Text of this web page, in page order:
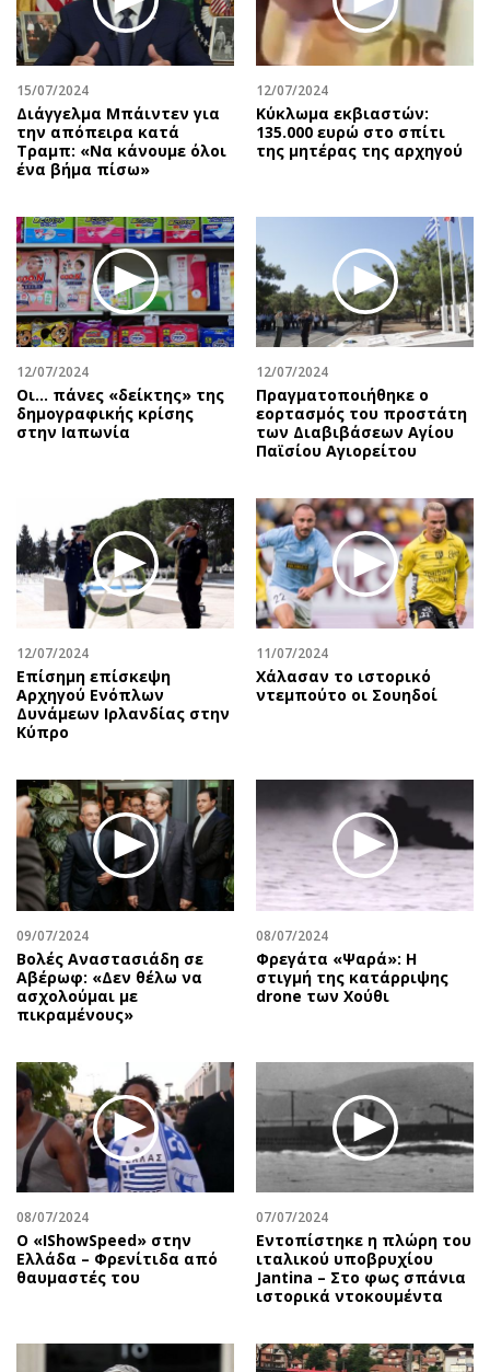
15/07/2024
Διάγγελμα Μπάιντεν για
την απόπειρα κατά
Τραμπ: «Να κάνουμε όλοι
ένα βήμα πίσω»
12/07/2024
Κύκλωμα εκβιαστών:
135.000 ευρώ στο σπίτι
της μητέρας της αρχηγού
12/07/2024
Οι… πάνες «δείκτης» της
δημογραφικής κρίσης
στην Ιαπωνία
12/07/2024
Πραγματοποιήθηκε ο
εορτασμός του προστάτη
των Διαβιβάσεων Αγίου
Παϊσίου Αγιορείτου
12/07/2024
Επίσημη επίσκεψη
Αρχηγού Ενόπλων
Δυνάμεων Ιρλανδίας στην
Κύπρο
11/07/2024
Χάλασαν το ιστορικό
ντεμπούτο οι Σουηδοί
09/07/2024
Βολές Αναστασιάδη σε
Αβέρωφ: «Δεν θέλω να
ασχολούμαι με
πικραμένους»
08/07/2024
Φρεγάτα «Ψαρά»: Η
στιγμή της κατάρριψης
drone των Χούθι
08/07/2024
Ο «IShowSpeed» στην
Ελλάδα – Φρενίτιδα από
θαυμαστές του
07/07/2024
Εντοπίστηκε η πλώρη του
ιταλικού υποβρυχίου
Jantina – Στο φως σπάνια
ιστορικά ντοκουμέντα